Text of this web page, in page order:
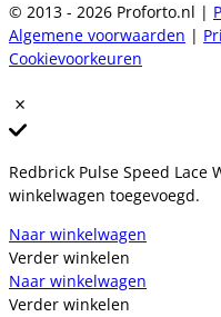
© 2013 - 2026 Proforto.nl |
Algemene voorwaarden |
Cookievoorkeuren
Redbrick Pulse Speed Lace
winkelwagen toegevoegd.
Naar winkelwagen
Verder winkelen
Naar winkelwagen
Verder winkelen